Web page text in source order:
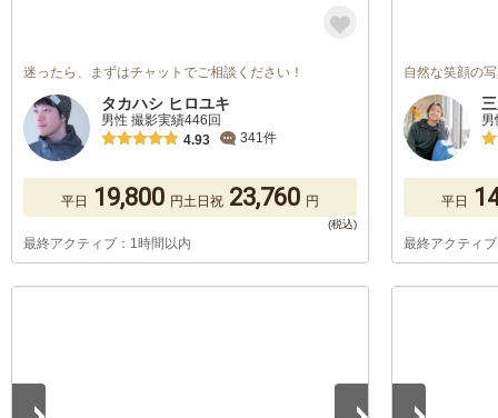
迷ったら、まずはチャットでご相談ください！
タカハシ ヒロユキ
男性 撮影実績446回
4.93
341件
平日 19,800 円土日祝 23,760 円
最終アクティブ：1時間以内
自然な笑顔の
平日
最終アクティ